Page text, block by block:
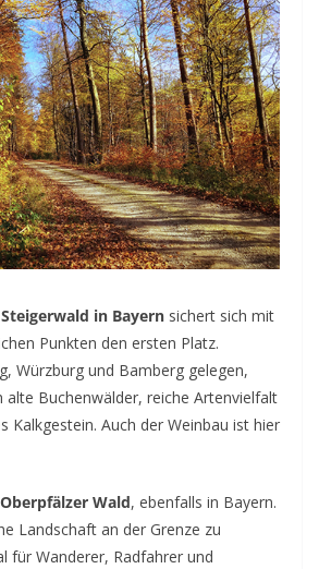
Steigerwald in Bayern sichert sich mit
Punkten den ersten Platz.
Würzburg und Bamberg gelegen,
alte Buchenwälder, reiche Artenvielfalt
Kalkgestein. Auch der Weinbau ist hier
Oberpfälzer Wald, ebenfalls in Bayern.
Landschaft an der Grenze zu
für Wanderer, Radfahrer und